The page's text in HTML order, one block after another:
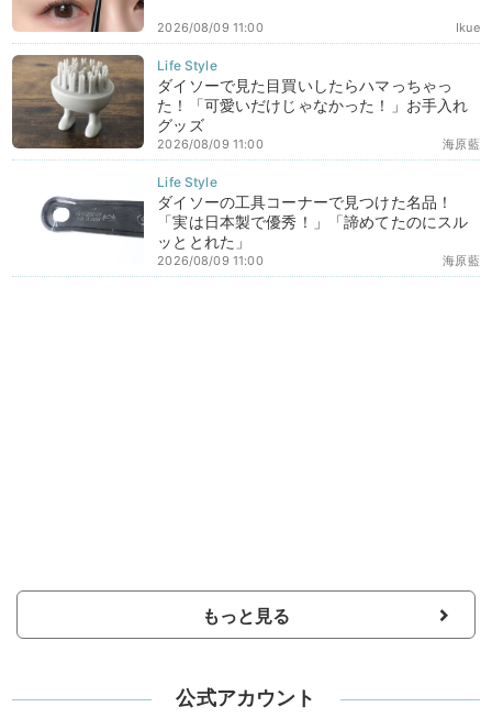
Ikue
2026/08/09 11:00
ダイソーで見た目買いしたらハマっちゃっ
た！「可愛いだけじゃなかった！」お手入れ
グッズ
海原藍
2026/08/09 11:00
ダイソーの工具コーナーで見つけた名品！
「実は日本製で優秀！」「諦めてたのにスル
ッととれた」
海原藍
2026/08/09 11:00
もっと見る
公式アカウント